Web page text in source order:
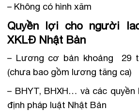
– Không có hình xăm
Quyền lợi cho người
XKLĐ Nhật Bản
– Lương cơ bản khoảng 29
(chưa bao gồm lương tăng ca)
– BHYT, BHXH… và các
định pháp luật Nhật Bản